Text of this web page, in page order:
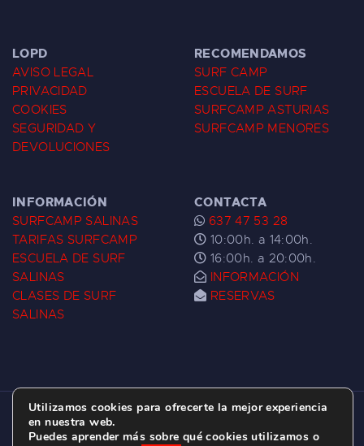
LOPD
AVISO LEGAL
PRIVACIDAD
COOKIES
SEGURIDAD Y
DEVOLUCIONES
RECOMENDAMOS
SURF CAMP
ESCUELA DE SURF
SURFCAMP ASTURIAS
SURFCAMP MENORES
INFORMACIÓN
SURFCAMP SALINAS
TARIFAS SURFCAMP
ESCUELA DE SURF
SALINAS
CLASES DE SURF
SALINAS
CONTACTA
637 47 53 28
10:00h. a 14:00h.
16:00h. a 20:00h.
INFORMACIÓN
RESERVAS
ESCUELA DE SURF LAS DUNAS ©
C/ BERNARDO ÁLVAREZ GALAN 1, SALINAS
Utilizamos cookies para ofrecerte la mejor experiencia
en nuestra web.
Puedes aprender más sobre qué cookies utilizamos o